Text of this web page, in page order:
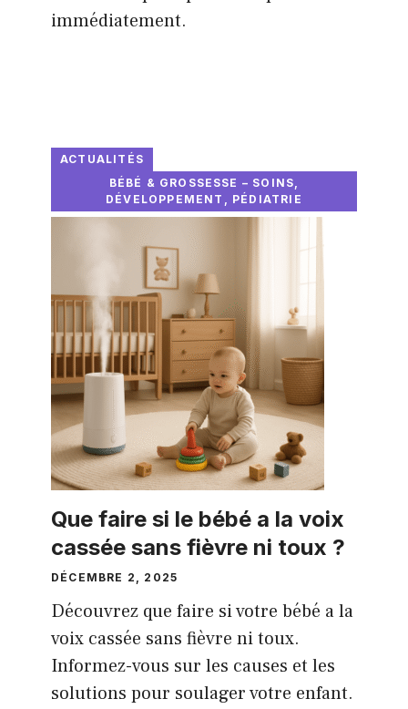
immédiatement.
ACTUALITÉS
BÉBÉ & GROSSESSE – SOINS,
DÉVELOPPEMENT, PÉDIATRIE
Que faire si le bébé a la voix
cassée sans fièvre ni toux ?
DÉCEMBRE 2, 2025
Découvrez que faire si votre bébé a la
voix cassée sans fièvre ni toux.
Informez-vous sur les causes et les
solutions pour soulager votre enfant.